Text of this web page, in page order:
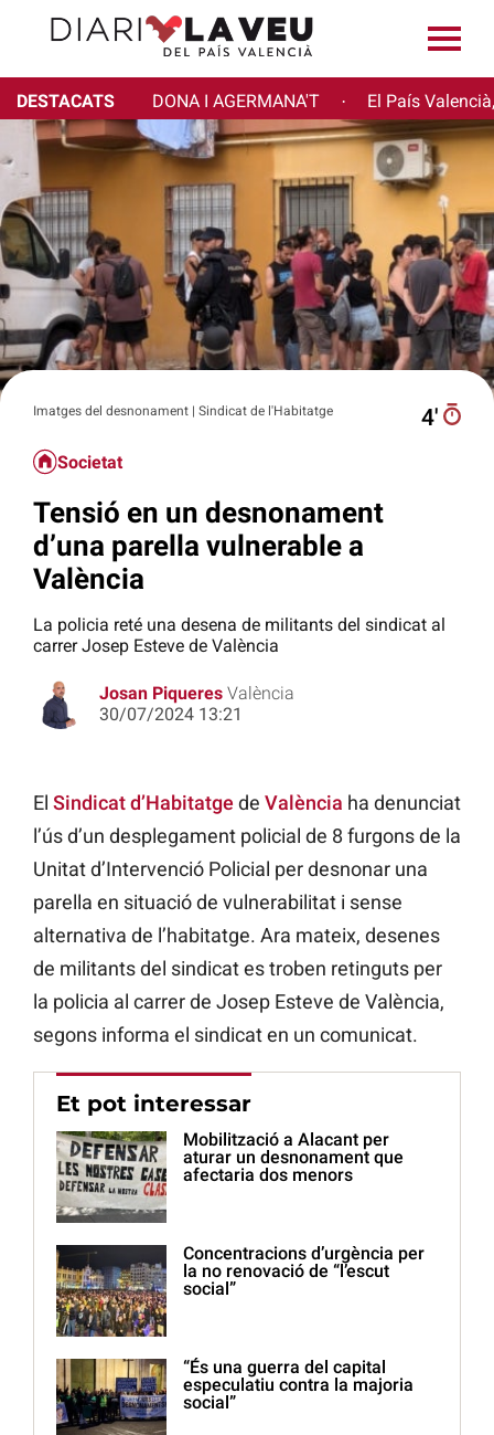
DESTACATS DONA I AGERMANA'T · El País
Imatges del desnonament | Sindicat de l'Habitatge 4′
Societat
Tensió en un desnonament
d’una parella vulnerable a
València
La policia reté una desena de militants del sindicat al
carrer Josep Esteve de València
Josan Piqueres València
30/07/2024 13:21
El Sindicat d’Habitatge de València ha denunciat
l’ús d’un desplegament policial de 8 furgons de la
Unitat d’Intervenció Policial per desnonar una
parella en situació de vulnerabilitat i sense
alternativa de l’habitatge. Ara mateix, desenes
de militants del sindicat es troben retinguts per
la policia al carrer de Josep Esteve de València,
segons informa el sindicat en un comunicat.
Et pot interessar
Mobilització a Alacant per
aturar un desnonament que
afectaria dos menors
Concentracions d’urgència per
la no renovació de “l’escut
social”
“És una guerra del capital
especulatiu contra la majoria
social”